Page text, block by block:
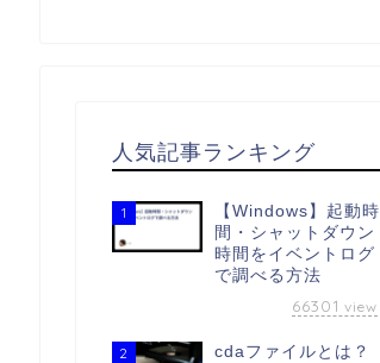
人気記事ランキング
1
【Windows】起動時
間・シャットダウン
時間をイベントログ
で調べる方法
66301 view
2
cdaファイルとは？